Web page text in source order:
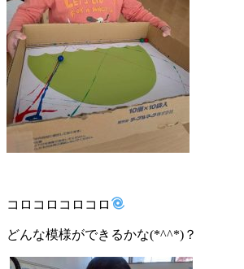
コロコロコロコロ
どんな模様ができるかな(*^^*)？